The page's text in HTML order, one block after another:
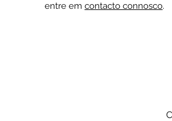
entre em contacto connosco.